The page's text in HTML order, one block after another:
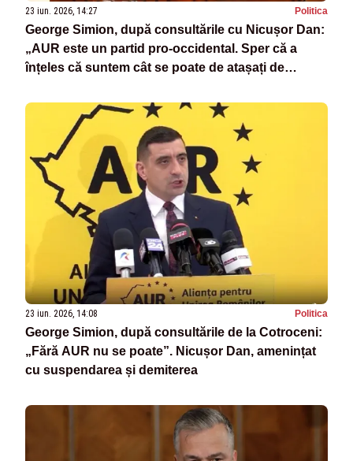
23 iun. 2026, 14:27 Politica
George Simion, după consultările cu Nicușor Dan:
„AUR este un partid pro-occidental. Sper că a
înțeles că suntem cât se poate de atașați de
23 iun. 2026, 14:08 Politica
George Simion, după consultările de la Cotroceni:
„Fără AUR nu se poate”. Nicușor Dan, amenințat
cu suspendarea și demiterea